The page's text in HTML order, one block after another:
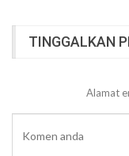
TINGGALKAN
Alamat